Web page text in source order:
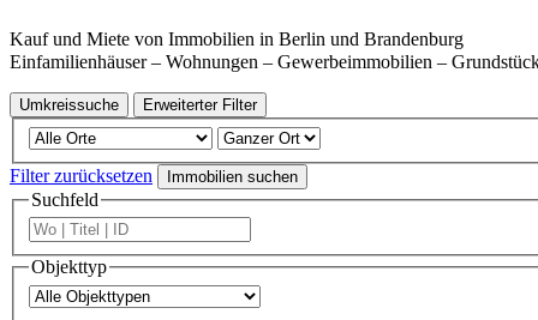
Kauf und Miete von Immobilien in Berlin und Brandenburg
Einfamilienhäuser – Wohnungen – Gewerbeimmobilien –
Umkreissuche Erweiterter Filter
Filter zurücksetzen Immobilien suchen
Suchfeld
Objekttyp